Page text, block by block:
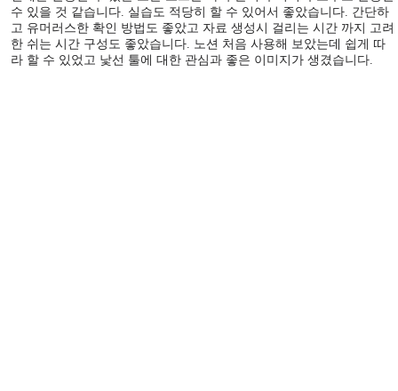
수 있을 것 같습니다. 실습도 적당히 할 수 있어서 좋았습니다. 간단하
고 유머러스한 확인 방법도 좋았고 자료 생성시 걸리는 시간 까지 고려
한 쉬는 시간 구성도 좋았습니다. 노션 처음 사용해 보았는데 쉽게 따
라 할 수 있었고 낯선 툴에 대한 관심과 좋은 이미지가 생겼습니다.